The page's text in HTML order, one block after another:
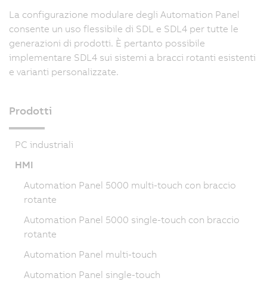
La configurazione modulare degli Automation Panel
consente un uso flessibile di SDL e SDL4 per tutte le
generazioni di prodotti. È pertanto possibile
implementare SDL4 sui sistemi a bracci rotanti esistenti
e varianti personalizzate.
Prodotti
PC industriali
HMI
Automation Panel 5000 multi-touch con braccio
rotante
Automation Panel 5000 single-touch con braccio
rotante
Automation Panel multi-touch
Automation Panel single-touch